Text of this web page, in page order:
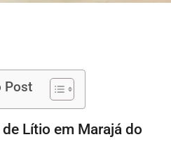
Post
Lítio em Marajá do